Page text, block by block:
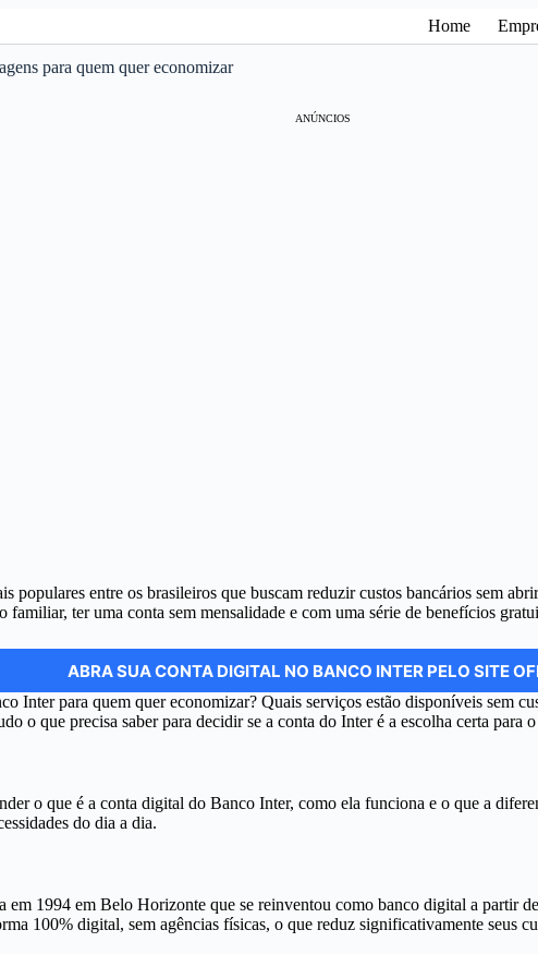
Home
para quem quer economizar
ANÚNCIOS
populares entre os brasileiros que buscam reduzir custos bancários sem
familiar, ter uma conta sem mensalidade e com uma série de benefícios
ABRA SUA CONTA DIGITAL NO BANCO INTER PELO SITE
Inter para quem quer economizar? Quais serviços estão disponíveis sem
o que precisa saber para decidir se a conta do Inter é a escolha certa para
o que é a conta digital do Banco Inter, como ela funciona e o que a
do dia a dia.
1994 em Belo Horizonte que se reinventou como banco digital a partir
100% digital, sem agências físicas, o que reduz significativamente seus